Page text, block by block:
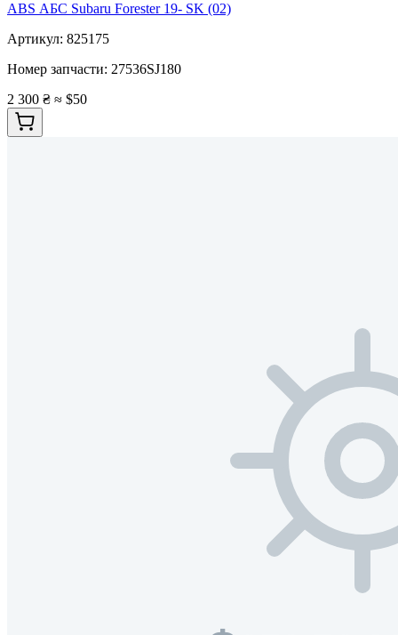
ABS АБС Subaru Forester 19- SK (02)
Артикул: 825175
Номер запчасти: 27536SJ180
2 300 ₴ ≈ $50